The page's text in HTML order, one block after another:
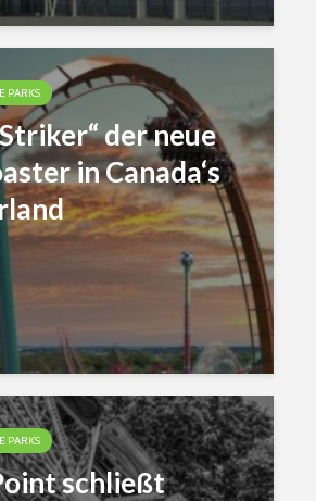
PARKS
der neue
in Canada‘s
PARKS
schließt